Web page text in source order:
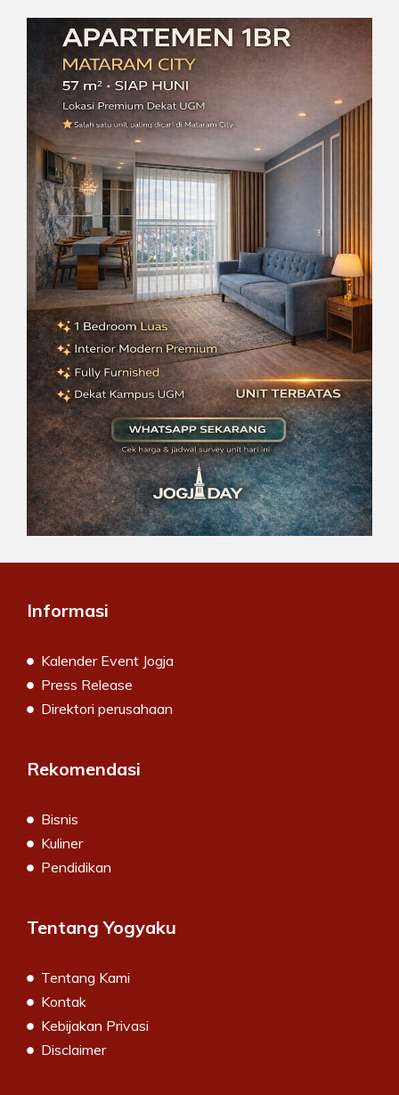
Informasi
Kalender Event Jogja
Press Release
Direktori perusahaan
Rekomendasi
Bisnis
Kuliner
Pendidikan
Tentang Yogyaku
Tentang Kami
Kontak
Kebijakan Privasi
Disclaimer